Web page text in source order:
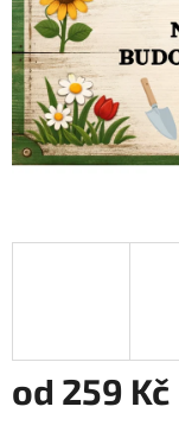
od 259 Kč